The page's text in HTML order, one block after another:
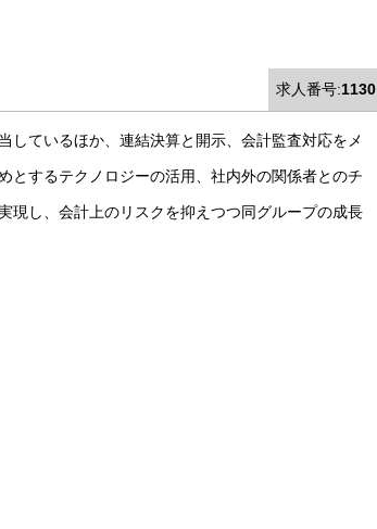
求人番号:1130
しているほか、連結決算と開示、会計監査対応をメ
とするテクノロジーの活用、社内外の関係者とのチ
現し、会計上のリスクを抑えつつ同グループの成長